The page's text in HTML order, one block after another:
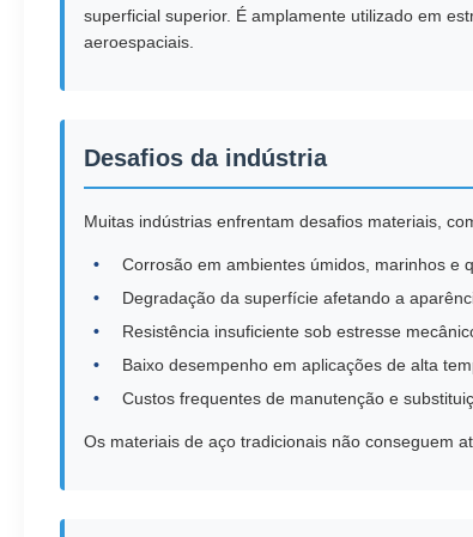
superficial superior. É amplamente utilizado em
aeroespaciais.
Desafios da indústria
Muitas indústrias enfrentam desafios materiais,
Corrosão em ambientes úmidos, marinhos e
Degradação da superfície afetando a
Resistência insuficiente sob estresse
Baixo desempenho em aplicações de alta
Custos frequentes de manutenção e
Os materiais de aço tradicionais não conseguem